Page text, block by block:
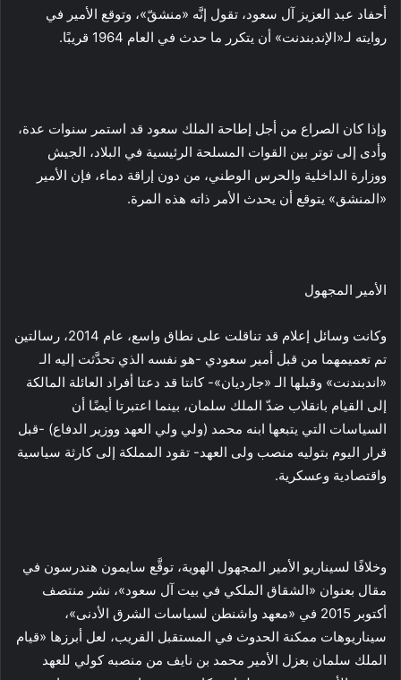
أحفاد عبد العزيز آل سعود، تقول إنَّه «منشقّ»، وتوقع الأمير في
روايته لـ«الإندبندنت» أن يتكرر ما حدث في العام 1964 قريبًا.
وإذا كان الصراع من أجل إطاحة الملك سعود قد استمر سنوات عدة،
وأدى إلى توتر بين القوات المسلحة الرئيسية في البلاد، الجيش
ووزارة الداخلية والحرس الوطني، من دون إراقة دماء، فإن الأمير
«المنشق» يتوقع أن يحدث الأمر ذاته هذه المرة.
الأمير المجهول
وكانت وسائل إعلام قد تناقلت على نطاق واسع، عام 2014، رسالتين
تم تعميمهما من قبل أمير سعودي -هو نفسه الذي تحدَّثت إليه الـ
«اندبندنت» وقبلها الـ «جارديان»- كانتا قد دعتا أفراد العائلة المالكة
إلى القيام بانقلاب ضدّ الملك سلمان، بينما اعتبرتا أيضًا أن
السياسات التي يتبعها ابنه محمد (ولي ولي العهد ووزير الدفاع) -قبل
قرار اليوم بتوليه منصب ولى العهد- تقود المملكة إلى كارثة سياسية
واقتصادية وعسكرية.
وخلافًا لسيناريو الأمير المجهول الهوية، توقَّع سايمون هندرسون في
مقال بعنوان «الشقاق الملكي في بيت آل سعود»، نشر منتصف
أكتوبر 2015 في «معهد واشنطن لسياسات الشرق الأدنى»،
سيناريوهات ممكنة الحدوث في المستقبل القريب، لعل أبرزها «قيام
الملك سلمان بعزل الأمير محمد بن نايف من منصبه كولي للعهد